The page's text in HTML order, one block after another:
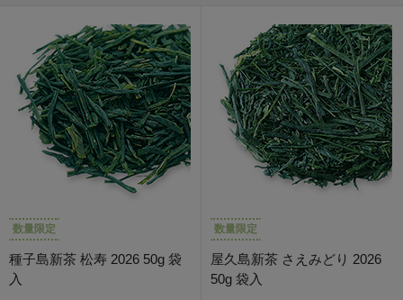
数量限定
種子島新茶 松寿 2026 50g 袋
入
数量限定
屋久島新茶 さえみどり 2026
50g 袋入